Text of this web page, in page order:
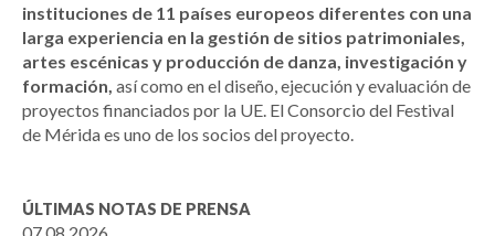
instituciones de 11 países europeos diferentes con una
larga experiencia en la gestión de sitios patrimoniales,
artes escénicas y producción de danza, investigación y
formación, así como en el diseño, ejecución y evaluación de
proyectos financiados por la UE. El Consorcio del Festival
de Mérida es uno de los socios del proyecto.
ÚLTIMAS NOTAS DE PRENSA